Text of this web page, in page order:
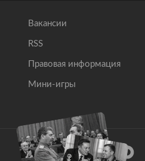
Вакансии
RSS
Правовая информация
Мини-игры